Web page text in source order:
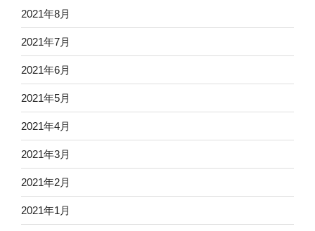
2021年8月
2021年7月
2021年6月
2021年5月
2021年4月
2021年3月
2021年2月
2021年1月